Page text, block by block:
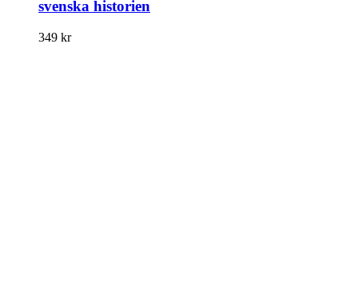
svenska historien
349 kr